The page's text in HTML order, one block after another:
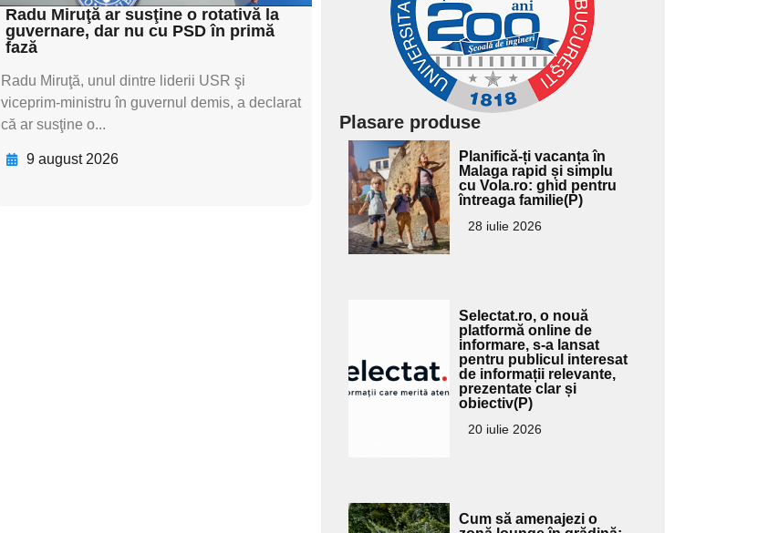
Radu Miruţă ar susţine o rotativă la
guvernare, dar nu cu PSD în primă
fază
Radu Miruţă, unul dintre liderii USR şi
viceprim-ministru în guvernul demis, a declarat
că ar susţine o...
9 august 2026
Plasare produse
Adaugă
aici textul
pentru
subtitlu
Planifică-ți vacanța în
Malaga rapid și simplu
cu Vola.ro: ghid pentru
întreaga familie(P)
28 iulie 2026
subtitlu
Selectat.ro, o nouă
platformă online de
informare, s-a lansat
pentru publicul interesat
de informații relevante,
prezentate clar și
obiectiv(P)
20 iulie 2026
Adaugă
Cum să amenajezi o